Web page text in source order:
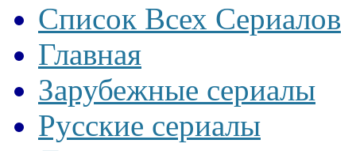
Список Всех Сериалов
Главная
Зарубежные сериалы
Русские сериалы